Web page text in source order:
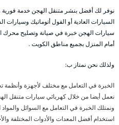
نوفر لك أفضل بنشر متنقل الهجن خدمة
السيارات العادية أو الفول أتوماتيك
سيارات الهجن خبرة في صيانة وتصليح محرك
أمام المنزل بجميع مناطق الكويت .
ولذلك نحن نمتاز ب:
الخبرة في التعامل مع مختلف لأجهزة وأنظمة
نعمل أيضا من خلال كهربائي سيارات متنقل
ونمتلك الخبرة في التعامل مع السوائل والمواد
استخدام أفضل المعدات والأدوات المختلفة